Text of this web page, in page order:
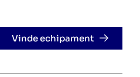
Vinde echipament